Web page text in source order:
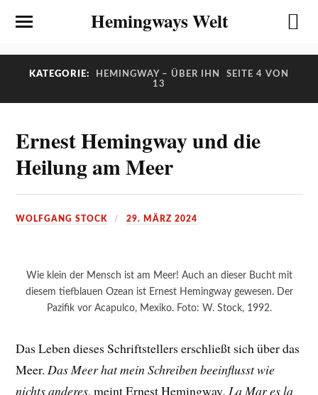
Hemingways Welt
KATEGORIE: HEMINGWAY – ÜBER IHN
SEITE 4 VON
13
Ernest Hemingway und die
Heilung am Meer
WOLFGANG STOCK 29. MÄRZ 2024
Wie klein der Mensch ist am Meer! Auch an dieser Bucht mit
diesem tiefblauen Ozean ist Ernest Hemingway gewesen. Der
Pazifik vor Acapulco, Mexiko. Foto: W. Stock, 1992.
Das Leben dieses Schriftstellers erschließt sich über das
Meer.Das Meer hat mein Schreiben beeinflusst wie
nichts anderes, meint Ernest Hemingway. La Mar es la